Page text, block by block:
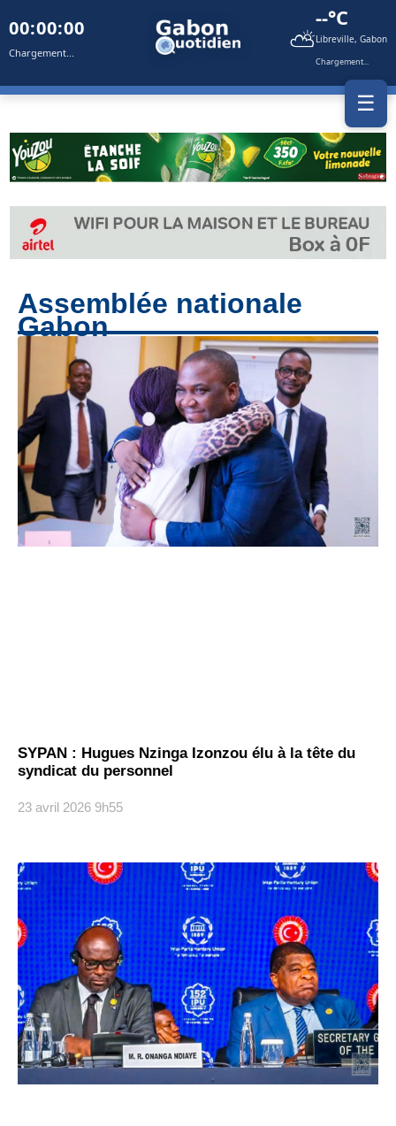
00:00:00
Chargement... ⛅
--°C
Libreville, Gabon
Chargement...
☰
Assemblée nationale
Gabon
SYPAN : Hugues Nzinga Izonzou élu à la tête du
syndicat du personnel
23 avril 2026 9h55